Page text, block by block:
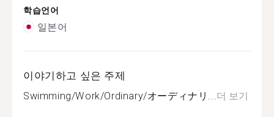
학습언어
일본어
이야기하고 싶은 주제
Swimming/Work/Ordinary/オーディナリ... 더 보기